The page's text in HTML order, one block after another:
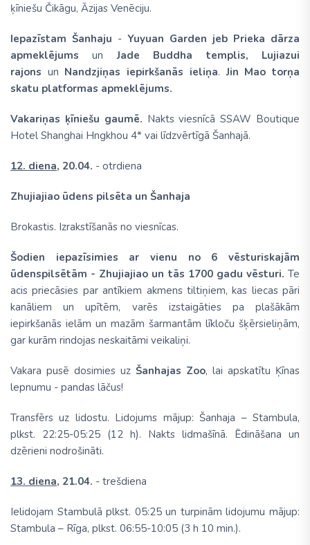
ķīniešu Čikāgu, Āzijas Venēciju.
Iepazīstam Šanhaju - Yuyuan Garden jeb Prieka dārza
apmeklējums
un
Jade Buddha templis, Lujiazui
rajons un Nandzjiņas iepirkšanās ieliņa. Jin Mao torņa
skatu platformas apmeklējums.
Vakariņas ķīniešu gaumē. Nakts viesnīcā SSAW Boutique
Hotel Shanghai Hngkhou 4* vai līdzvērtīgā Šanhajā.
12. diena, 20.04. - otrdiena
Zhujiajiao ūdens pilsēta un Šanhaja
Brokastis. Izrakstīšanās no viesnīcas.
Šodien iepazīsimies ar vienu no 6 vēsturiskajām
ūdenspilsētām - Zhujiajiao un tās 1700 gadu vēsturi. Te
acis priecāsies par antīkiem akmens tiltiņiem, kas liecas pāri
kanāliem un upītēm, varēs izstaigāties pa plašākām
iepirkšanās ielām un mazām šarmantām līkloču šķērsieliņām,
gar kurām rindojas neskaitāmi veikaliņi.
Vakara pusē dosimies uz Šanhajas Zoo, lai apskatītu Ķīnas
lepnumu - pandas lāčus!
Transfērs uz lidostu. Lidojums mājup: Šanhaja – Stambula,
plkst. 22:25-05:25 (12 h). Nakts lidmašīnā. Ēdināšana un
dzērieni nodrošināti.
13. diena, 21.04. - trešdiena
Ielidojam Stambulā plkst. 05:25 un turpinām lidojumu mājup:
Stambula – Rīga, plkst. 06:55-10:05 (3 h 10 min.).